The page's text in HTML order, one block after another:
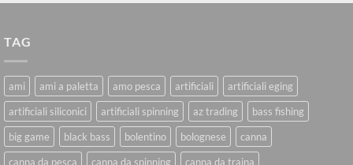
TAG
ami ami a paletta amo pesca artificiali
artificiali eging
artificiali siliconici
artificiali spinning az trading
bass fishing
big game
black bass bolentino bolognese
canna
canna da pesca
canna da spinning canna da traina